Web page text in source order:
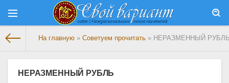
На главную » Советуем прочитать » НЕРАЗМЕННЫЙ
НЕРАЗМЕННЫЙ РУБЛЬ